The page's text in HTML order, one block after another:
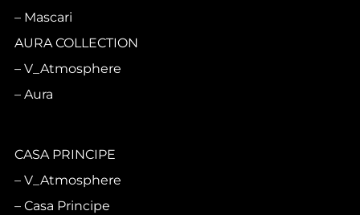
Mascari
AURA COLLECTION
V_Atmosphere
Aura
CASA PRINCIPE
V_Atmosphere
Casa Principe